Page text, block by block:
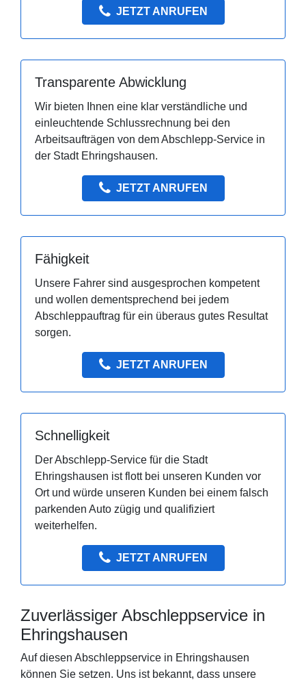
JETZT ANRUFEN
Transparente Abwicklung
Wir bieten Ihnen eine klar verständliche und
einleuchtende Schlussrechnung bei den
Arbeitsaufträgen von dem Abschlepp-Service in
der Stadt Ehringshausen.
JETZT ANRUFEN
Fähigkeit
Unsere Fahrer sind ausgesprochen kompetent
und wollen dementsprechend bei jedem
Abschleppauftrag für ein überaus gutes Resultat
sorgen.
JETZT ANRUFEN
Schnelligkeit
Der Abschlepp-Service für die Stadt
Ehringshausen ist flott bei unseren Kunden vor
Ort und würde unseren Kunden bei einem falsch
parkenden Auto zügig und qualifiziert
weiterhelfen.
JETZT ANRUFEN
Zuverlässiger Abschleppservice in
Ehringshausen
Auf diesen Abschleppservice in Ehringshausen
können Sie setzen. Uns ist bekannt, dass unsere